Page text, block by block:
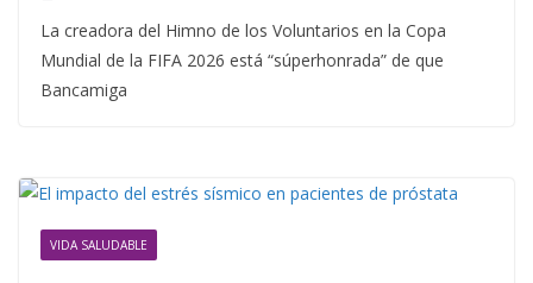
La creadora del Himno de los Voluntarios en la Copa
Mundial de la FIFA 2026 está “súperhonrada” de que
Bancamiga
VIDA SALUDABLE